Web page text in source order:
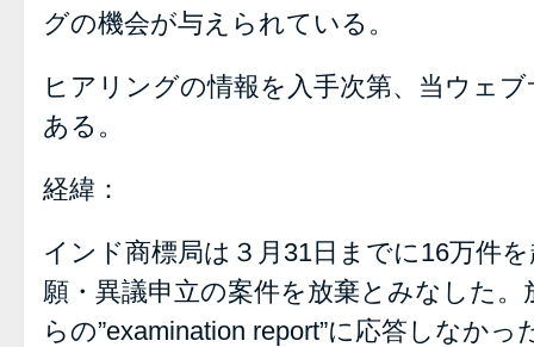
グの機会が与えられている。
ヒアリングの情報を入手次第、当ウェ
ある。
経緯：
インド商標局は３月31日までに16万件
願・異議申立の案件を放棄とみなした
らの”examination report”に応答しなか